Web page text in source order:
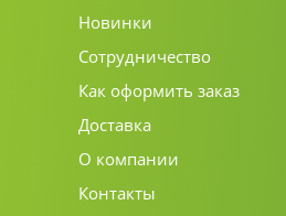
Новинки
Сотрудничество
Как оформить заказ
Доставка
О компании
Контакты